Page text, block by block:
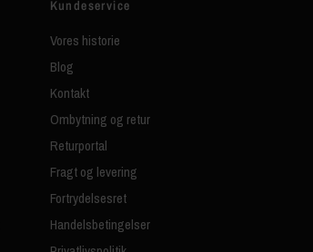
Kundeservice
Vores historie
Blog
Kontakt
Ombytning og retur
Returportal
Fragt og levering
Fortrydelsesret
Handelsbetingelser